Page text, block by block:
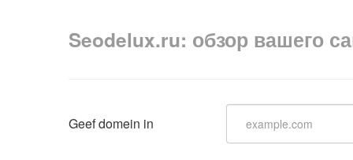
Seodelux.ru: обзор вашего
Geef domein in